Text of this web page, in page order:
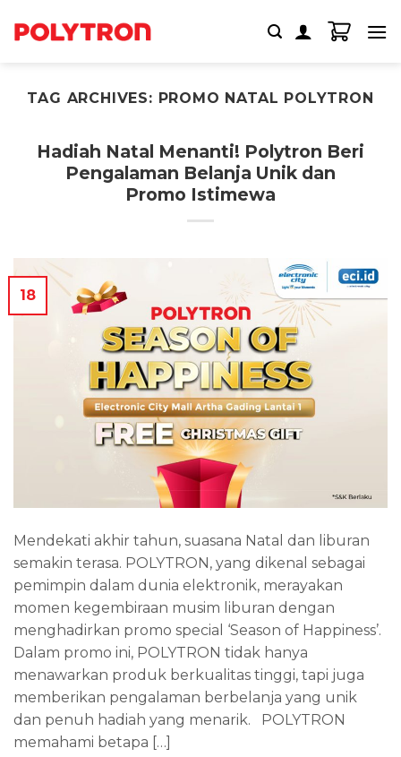
TAG ARCHIVES: PROMO NATAL POLYTRON
Hadiah Natal Menanti! Polytron Beri
Pengalaman Belanja Unik dan
Promo Istimewa
18
Mendekati akhir tahun, suasana Natal dan liburan
semakin terasa. POLYTRON, yang dikenal sebagai
pemimpin dalam dunia elektronik, merayakan
momen kegembiraan musim liburan dengan
menghadirkan promo special ‘Season of Happiness’.
Dalam promo ini, POLYTRON tidak hanya
menawarkan produk berkualitas tinggi, tapi juga
memberikan pengalaman berbelanja yang unik
dan penuh hadiah yang menarik. POLYTRON
memahami betapa […]